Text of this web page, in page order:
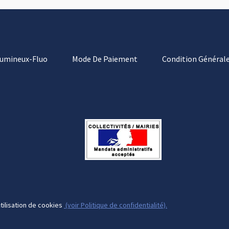
Fluo Mode De Paiement Condition
de cookies (voir Politique de confidentialité).